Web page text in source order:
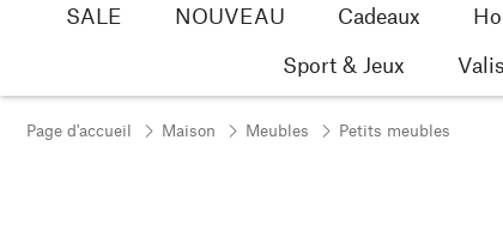
SALE NOUVEAU Cadeaux
Sport & Jeux
Page d'accueil Maison Meubles Petits meubles